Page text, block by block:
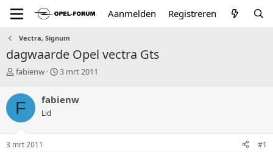
Aanmelden Registreren
Vectra, Signum
dagwaarde Opel vectra Gts
T
p
i
c
s
a
fabienw
S
r
a
3 mrt 2011
F fabienw
Lid
3 mrt 2011 #1